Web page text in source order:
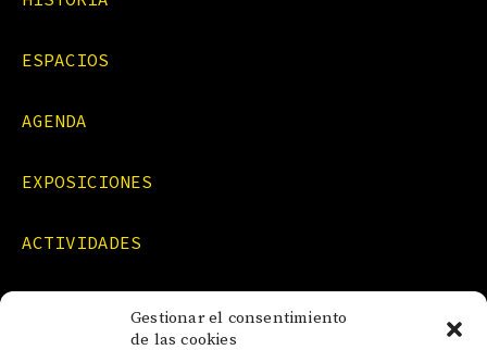
Gestionar el consentimiento
de las cookies
ESPACIOS
AGENDA
EXPOSICIONES
ACTIVIDADES